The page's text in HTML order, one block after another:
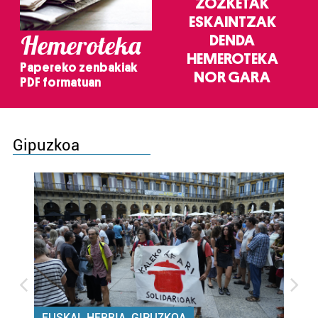
Hemeroteka
Papereko zenbakiak
PDF formatuan
ZOZKETAK
ESKAINTZAK
DENDA
HEMEROTEKA
NOR GARA
Gipuzkoa